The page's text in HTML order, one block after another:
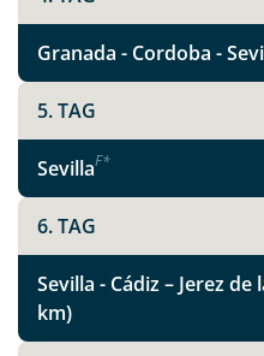
Telegram
per E-Mail senden
Link kopieren
Granada - Cordoba -
5. TAG
SevillaF*
6. TAG
Sevilla - Cádiz – Jerez
km)